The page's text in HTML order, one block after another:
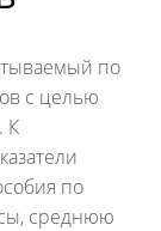
по
с целью
К
по
среднюю